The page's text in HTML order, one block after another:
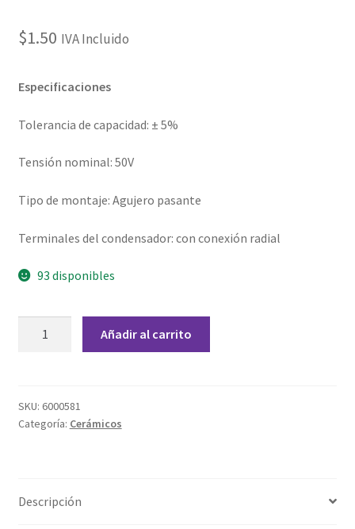
Ensamble de Circuitos Impresos
Home
Home Free WooCommerce #2
Home Free WooCommerce #3
Impresión 3D
My account
$1.50 IVA Incluido
Especificaciones
Tolerancia de capacidad: ± 5%
Tensión nominal: 50V
Tipo de montaje: Agujero pasante
Terminales del condensador: con conexión radial
93 disponibles
50
V
Añadir al carrito
SKU: 6000581
Categoría: Cerámicos
Descripción